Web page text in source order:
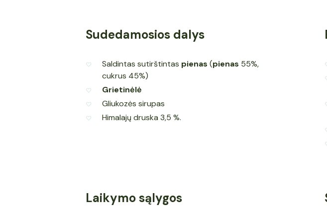
Sudedamosios dalys
Saldintas sutirštintas pienas (pienas 55%,
cukrus 45%)
Grietinėlė
Gliukozės sirupas
Himalajų druska 3,5 %.
Laikymo sąlygos